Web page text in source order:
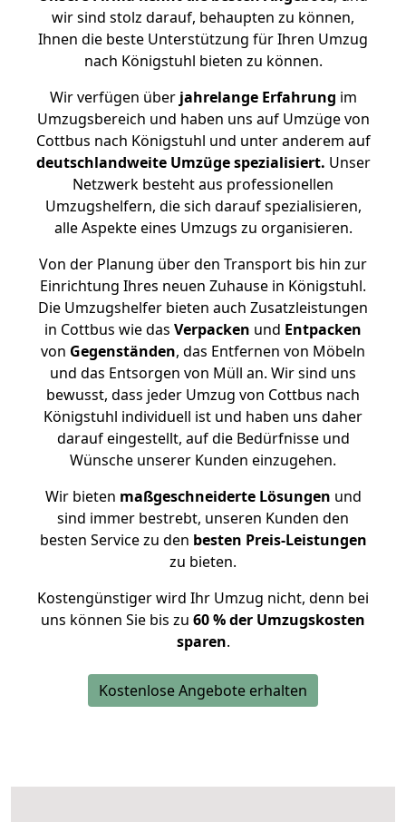
wir sind stolz darauf, behaupten zu können,
Ihnen die beste Unterstützung für Ihren Umzug
nach Königstuhl bieten zu können.
Wir verfügen überjahrelange Erfahrung im
Umzugsbereich und haben uns auf Umzüge von
Cottbus nach Königstuhl und unter anderem auf
deutschlandweite Umzüge spezialisiert. Unser
Netzwerk besteht aus professionellen
Umzugshelfern, die sich darauf spezialisieren,
alle Aspekte eines Umzugs zu organisieren.
Von der Planung über den Transport bis hin zur
Einrichtung Ihres neuen Zuhause in Königstuhl.
Die Umzugshelfer bieten auch Zusatzleistungen
in Cottbus wie das Verpacken und Entpacken
von Gegenständen, das Entfernen von Möbeln
und das Entsorgen von Müll an. Wir sind uns
bewusst, dass jeder Umzug von Cottbus nach
Königstuhl individuell ist und haben uns daher
darauf eingestellt, auf die Bedürfnisse und
Wünsche unserer Kunden einzugehen.
Wir bieten maßgeschneiderte Lösungen und
sind immer bestrebt, unseren Kunden den
besten Service zu den besten Preis-Leistungen
zu bieten.
Kostengünstiger wird Ihr Umzug nicht, denn bei
uns können Sie bis zu 60 % der Umzugskosten
sparen.
Kostenlose Angebote erhalten